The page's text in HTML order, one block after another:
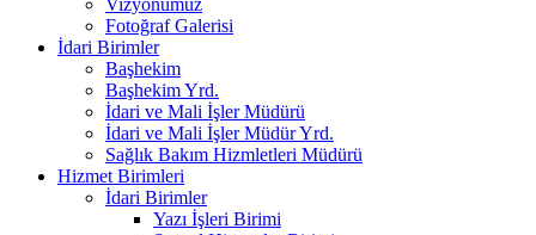
Fotoğraf Galerisi
İdari Birimler
Başhekim
Başhekim Yrd.
İdari ve Mali İşler Müdürü
İdari ve Mali İşler Müdür Yrd.
Sağlık Bakım Hizmletleri Müdürü
Hizmet Birimleri
İdari Birimler
Yazı İşleri Birimi